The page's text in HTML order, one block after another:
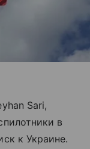
Sari,
в
к Украине.